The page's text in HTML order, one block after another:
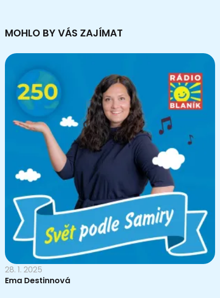
MOHLO BY VÁS ZAJÍMAT
28. 1. 2025
Ema Destinnová